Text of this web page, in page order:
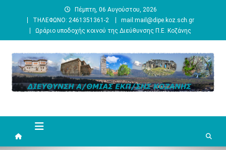
Πέμπτη, 06 Αυγούστου, 2026
ΤΗΛΕΦΩΝΟ: 2461351361-2
mail:mail@dipe.koz.sch.gr
Ωράριο υποδοχής κοινού της Διεύθυνσης Π.Ε. Κοζάνης